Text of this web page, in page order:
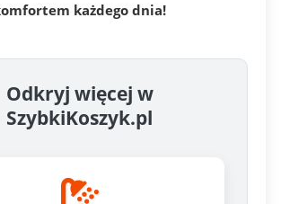
każdego dnia!
Odkryj więcej w
SzybkiKoszyk.pl